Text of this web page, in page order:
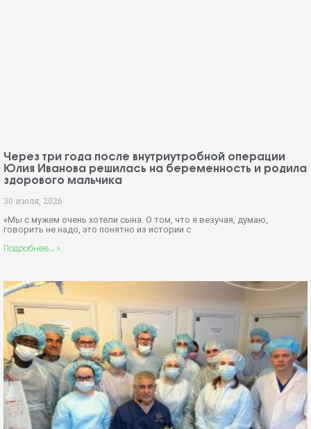
Через три года после внутриутробной операции
Юлия Иванова решилась на беременность и родила
здорового мальчика
30 июля, 2026
«Мы с мужем очень хотели сына. О том, что я везучая, думаю,
говорить не надо, это понятно из истории с
Подробнее... »